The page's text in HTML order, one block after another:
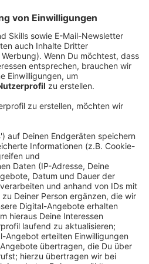
"Blinding Lights" von The
oder aber auch mit ihrer
Charts geschafft hat. Nun,
nächste Single auf den
sein könnte. Sie heißt "Am I
Interview eingeladen und
junge Karriere, den neuen
für das kommende Jahr